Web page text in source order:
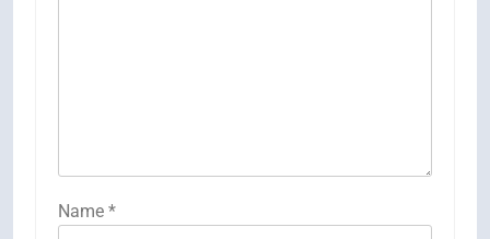
Name *